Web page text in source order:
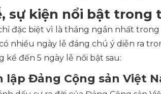
sự kiện nổi bật trong
đặc biệt vì là tháng ngắn nhất
nhiều ngày lễ đáng chú ý diễn ra
kể đến 5 ngày lễ nổi bật sau:
lập Đảng Cộng sản Việt